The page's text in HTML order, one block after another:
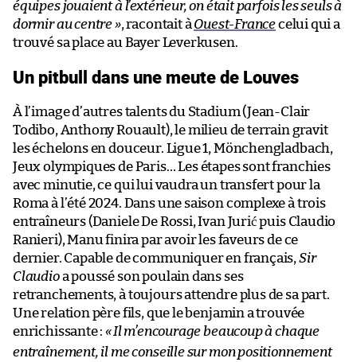
équipes jouaient à l’extérieur, on était parfois les seuls à
dormir au centre », racontait à Ouest-Francecelui qui a
trouvé sa place au Bayer Leverkusen.
Un pitbull dans une meute de Louves
À l’image d’autres talents du Stadium (Jean-Clair
Todibo, Anthony Rouault), le milieu de terrain gravit
les échelons en douceur. Ligue 1, Mönchengladbach,
Jeux olympiques de Paris… Les étapes sont franchies
avec minutie, ce qui lui vaudra un transfert pour la
Roma à l’été 2024. Dans une saison complexe à trois
entraîneurs (Daniele De Rossi, Ivan Jurić puis Claudio
Ranieri), Manu finira par avoir les faveurs de ce
dernier. Capable de communiquer en français, Sir
Claudioa poussé son poulain dans ses
retranchements, à toujours attendre plus de sa part.
Une relation père fils, que le benjamin a trouvée
enrichissante :«Il m’encourage beaucoup à chaque
entraînement, il me conseille sur mon positionnement